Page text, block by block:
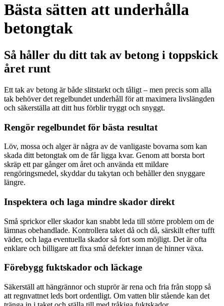
Bästa sätten att underhålla
betongtak
Så håller du ditt tak av betong i toppskick
året runt
Ett tak av betong är både slitstarkt och tåligt – men precis som alla
tak behöver det regelbundet underhåll för att maximera livslängden
och säkerställa att ditt hus förblir tryggt och snyggt.
Rengör regelbundet för bästa resultat
Löv, mossa och alger är några av de vanligaste bovarna som kan
skada ditt betongtak om de får ligga kvar. Genom att borsta bort
skräp ett par gånger om året och använda ett mildare
rengöringsmedel, skyddar du takytan och behåller den snyggare
längre.
Inspektera och laga mindre skador direkt
Små sprickor eller skador kan snabbt leda till större problem om de
lämnas obehandlade. Kontrollera taket då och då, särskilt efter tufft
väder, och laga eventuella skador så fort som möjligt. Det är ofta
enklare och billigare att fixa små defekter innan de hinner växa.
Förebygg fuktskador och läckage
Säkerställ att hängrännor och stuprör är rena och fria från stopp så
att regnvattnet leds bort ordentligt. Om vatten blir stående kan det